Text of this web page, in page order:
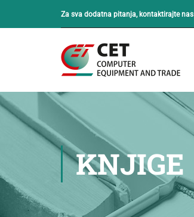
Za sva dodatna pitanja, kontaktirajte nas
KNJIGE